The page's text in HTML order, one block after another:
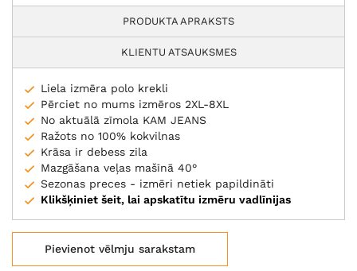
PRODUKTA APRAKSTS
KLIENTU ATSAUKSMES
Liela izmēra polo krekli
Pērciet no mums izmēros 2XL-8XL
No aktuālā zīmola KAM JEANS
Ražots no 100% kokvilnas
Krāsa ir debess zila
Mazgāšana veļas mašīnā 40°
Sezonas preces - izmēri netiek papildināti
Klikšķiniet šeit, lai apskatītu izmēru vadlīnijas
Pievienot vēlmju sarakstam